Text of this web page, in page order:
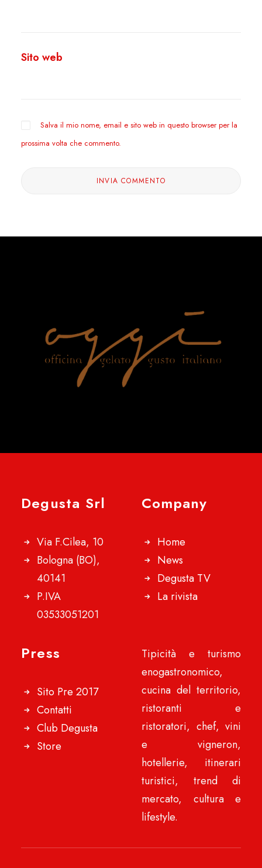
Sito web
Salva il mio nome, email e sito web in questo browser per la
prossima volta che commento.
Degusta Srl
Via F.Cilea, 10
Bologna (BO),
40141
P.IVA
03533051201
Company
Home
News
Degusta TV
La rivista
Press
Sito Pre 2017
Contatti
Club Degusta
Store
Tipicità e turismo
enogastronomico,
cucina del territorio,
ristoranti e
ristoratori, chef, vini
e vigneron,
hotellerie, itinerari
turistici, trend di
mercato, cultura e
lifestyle.